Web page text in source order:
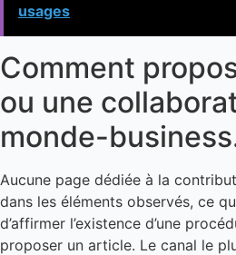
usages
Comment
ou une
monde-
Aucune page dédiée à la
dans les éléments observés, ce
d’affirmer l’existence d’une
proposer un article. Le canal le